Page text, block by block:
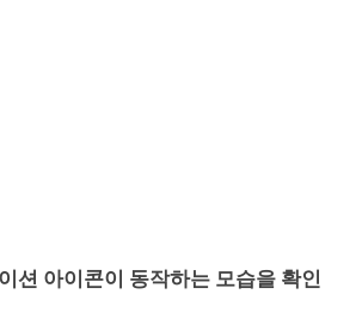
션 아이콘이 동작하는 모습을 확인